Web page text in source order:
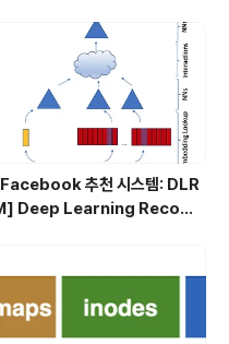
추천 시스템: DLR
Deep Learning Recom
Systems